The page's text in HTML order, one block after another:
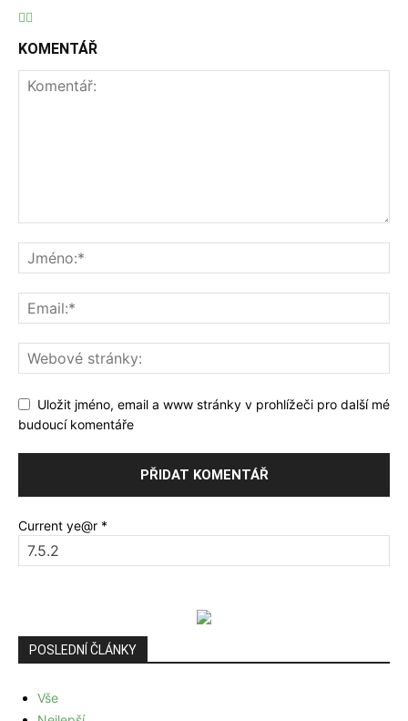
KOMENTÁŘ
Uložit jméno, email a www stránky v prohlížeči pro další mé
budoucí komentáře
Current ye@r *
POSLEDNÍ ČLÁNKY
Vše